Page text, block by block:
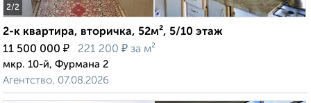
2/2
2-к квартира, вторичка, 52м², 5/10 этаж
11 500 000 ₽ 221 200 ₽ за м²
мкр. 10-й, Фурмана 2
Агентство, 07.08.2026